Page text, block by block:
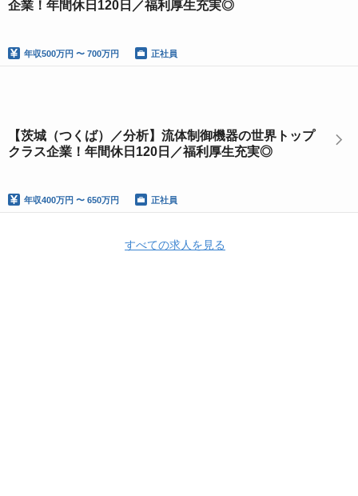
企業！年間休日120日／福利厚生充実◎
年収500万円 〜 700万円 正社員
【茨城（つくば）／分析】流体制御機器の世界トップ
クラス企業！年間休日120日／福利厚生充実◎
年収400万円 〜 650万円 正社員
すべての求人を見る